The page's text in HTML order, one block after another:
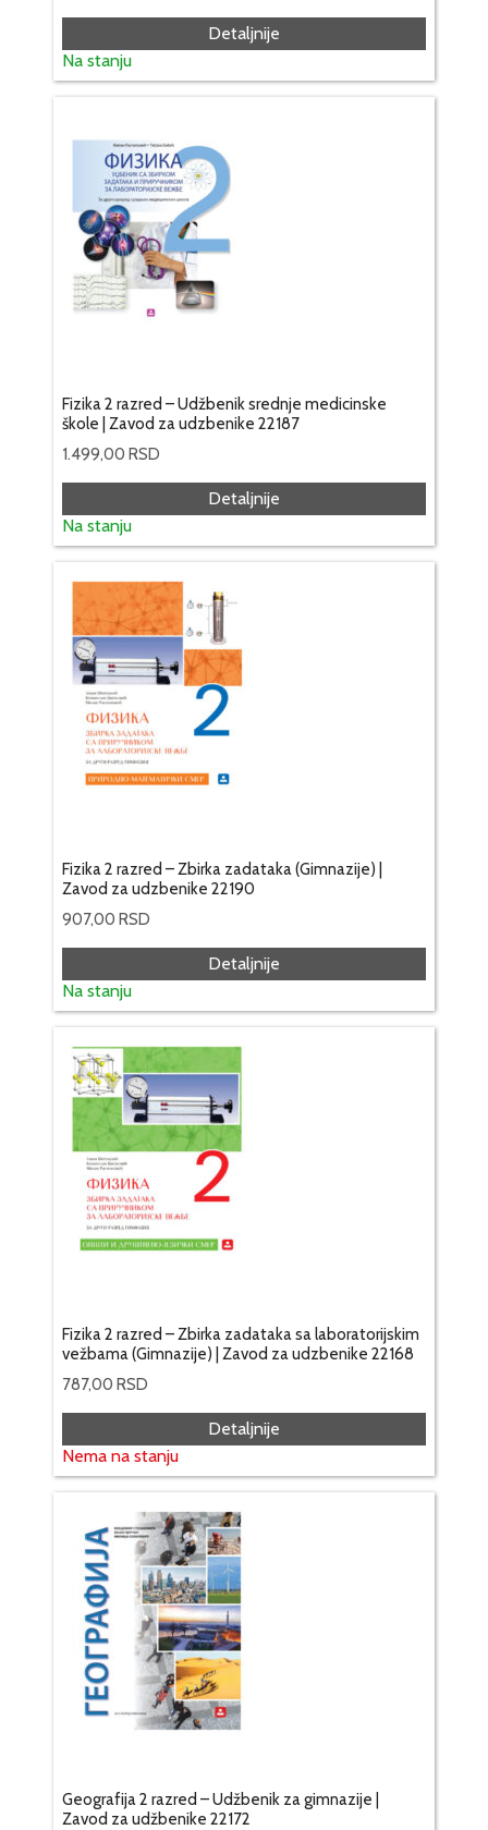
Detaljnije
Na stanju
Fizika 2 razred – Udžbenik srednje medicinske
škole | Zavod za udzbenike 22187
1.499,00 RSD
Detaljnije
Na stanju
Fizika 2 razred – Zbirka zadataka (Gimnazije) |
Zavod za udzbenike 22190
907,00 RSD
Detaljnije
Na stanju
Fizika 2 razred – Zbirka zadataka sa laboratorijskim
vežbama (Gimnazije) | Zavod za udzbenike 22168
787,00 RSD
Detaljnije
Nema na stanju
Geografija 2 razred – Udžbenik za gimnazije |
Zavod za udžbenike 22172